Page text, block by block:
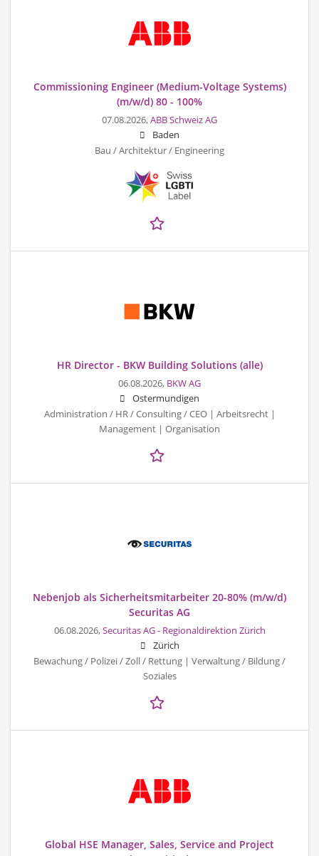
Commissioning Engineer (Medium-Voltage Systems)
(m/w/d) 80 - 100%
07.08.2026,ABB Schweiz AG
Baden
Bau / Architektur / Engineering
HR Director - BKW Building Solutions (alle)
06.08.2026, BKW AG
Ostermundigen
Administration / HR / Consulting / CEO | Arbeitsrecht |
Management | Organisation
Nebenjob als Sicherheitsmitarbeiter 20-80% (m/w/d)
Securitas AG
06.08.2026,Securitas AG - Regionaldirektion Zürich
Zürich
Bewachung / Polizei / Zoll / Rettung | Verwaltung / Bildung /
Soziales
Global HSE Manager, Sales, Service and Project